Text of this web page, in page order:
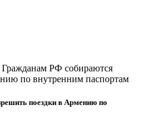
Гражданам РФ собираются
по внутренним паспортам
поездки в Армению по